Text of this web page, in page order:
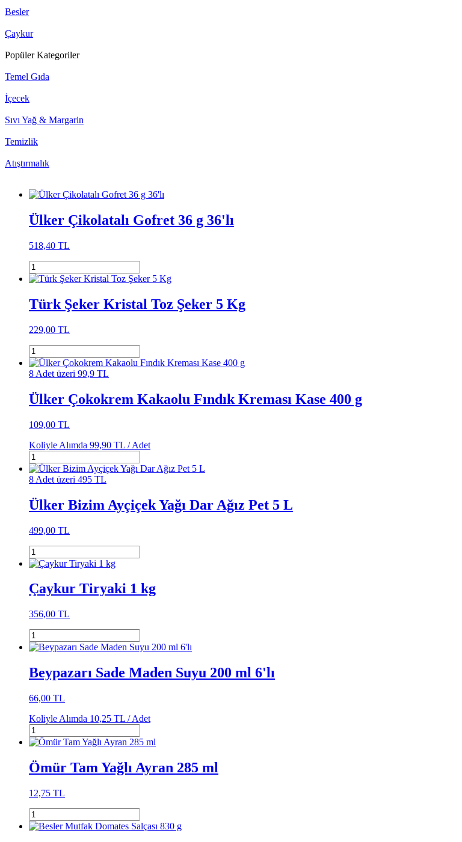
Besler
Çaykur
Popüler Kategoriler
Temel Gıda
İçecek
Sıvı Yağ & Margarin
Temizlik
Atıştırmalık
Ülker Çikolatalı Gofret 36 g 36'lı
518,40 TL
Türk Şeker Kristal Toz Şeker 5 Kg
229,00 TL
8 Adet üzeri 99,9 TL
Ülker Çokokrem Kakaolu Fındık Kreması Kase 400 g
109,00 TL
Koliyle Alımda 99,90 TL /Adet
8 Adet üzeri 495 TL
Ülker Bizim Ayçiçek Yağı Dar Ağız Pet 5 L
499,00 TL
Çaykur Tiryaki 1 kg
356,00 TL
Beypazarı Sade Maden Suyu 200 ml 6'lı
66,00 TL
Koliyle Alımda 10,25 TL /Adet
Ömür Tam Yağlı Ayran 285 ml
12,75 TL